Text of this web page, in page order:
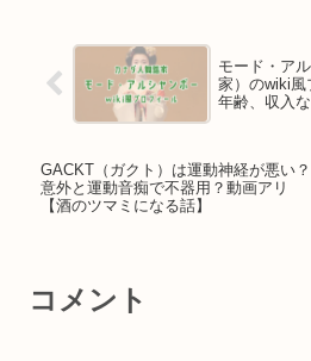
モード・ア
家）のwiki風
年齢、収入
GACKT（ガクト）は運動神経が悪い？
意外と運動音痴で不器用？動画アリ
【酒のツマミになる話】
コメント